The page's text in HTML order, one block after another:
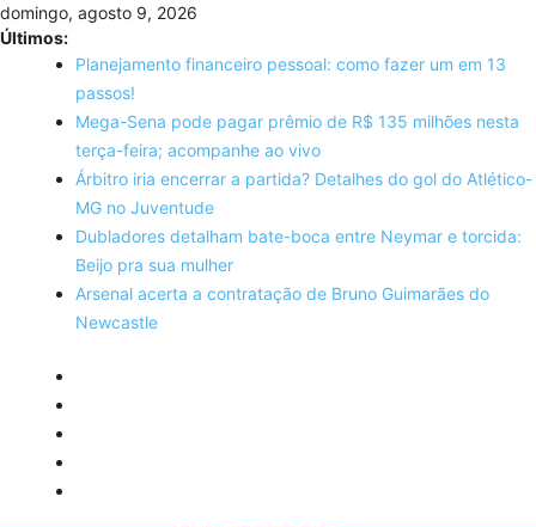
Skip
to
content
domingo, agosto 9, 2026
Últimos:
Planejamento financeiro pessoal: como fazer um em 13
passos!
Mega-Sena pode pagar prêmio de R$ 135 milhões nesta
terça-feira; acompanhe ao vivo
Árbitro iria encerrar a partida? Detalhes do gol do Atlético-
MG no Juventude
Dubladores detalham bate-boca entre Neymar e torcida:
Beijo pra sua mulher
Arsenal acerta a contratação de Bruno Guimarães do
Newcastle